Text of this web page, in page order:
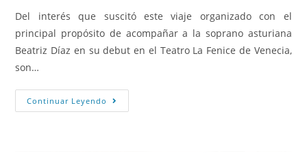
Del interés que suscitó este viaje organizado con el
principal propósito de acompañar a la soprano asturiana
Beatriz Díaz en su debut en el Teatro La Fenice de Venecia,
son…
Continuar Leyendo